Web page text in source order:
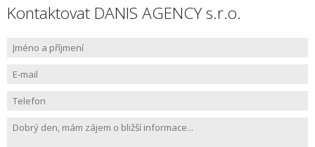
Kontaktovat DANIS AGENCY s.r.o.